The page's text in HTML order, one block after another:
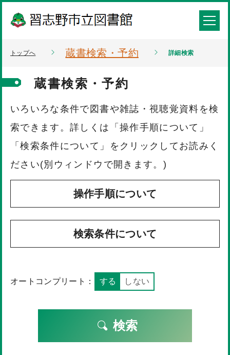
トップへ 蔵書検索・予約 詳細検索
蔵書検索・予約
いろいろな条件で図書や雑誌・視聴覚資料を検
索できます。詳しくは「操作手順について」
「検索条件について」をクリックしてお読みく
ださい(別ウィンドウで開きます。)
操作手順について
検索条件について
オートコンプリート： する しない
検索